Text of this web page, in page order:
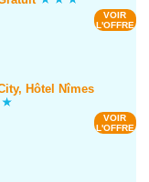
VOIR
L'OFFRE
Hôtel Nîmes
VOIR
L'OFFRE